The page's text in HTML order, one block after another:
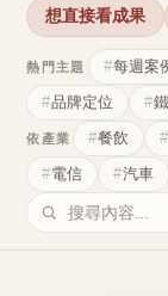
想直接看成果
熱門主題 每週案
品牌定位
依產業 餐飲
電信
汽車